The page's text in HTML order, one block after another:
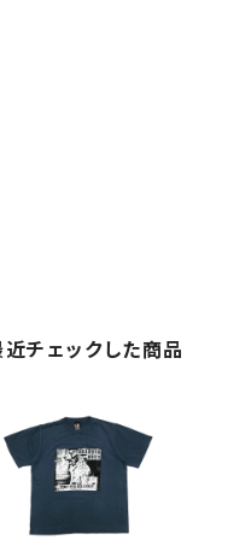
近チェックした商品